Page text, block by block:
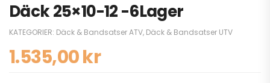
Däck 25×10-12 -6Lager
KATEGORIER: Däck & Bandsatser ATV, Däck & Bandsatser UTV
1.535,00kr